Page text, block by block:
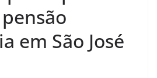
em São José